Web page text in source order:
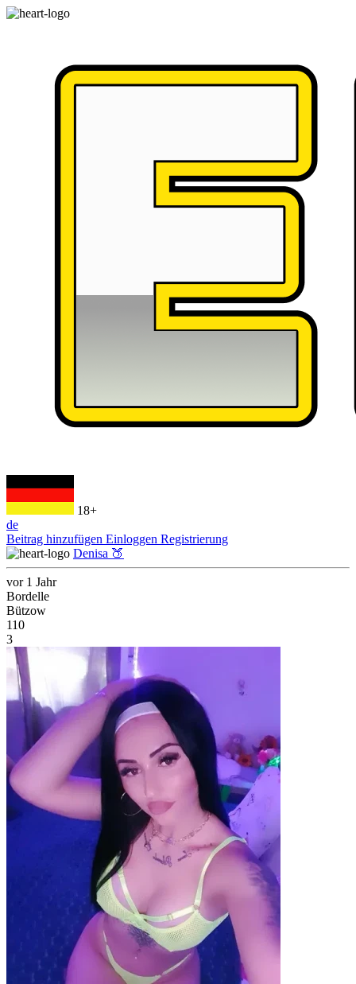
18+
de
Beitrag hinzufügen Einloggen Registrierung
Denisa 🍑
vor 1 Jahr
Bordelle
Bützow
110
3